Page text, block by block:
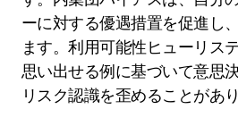
認バイアス、内集団バイアス
リスティックが含まれます。
は、個人が社会的ダイナミク
適応的な意思決定を行うのに